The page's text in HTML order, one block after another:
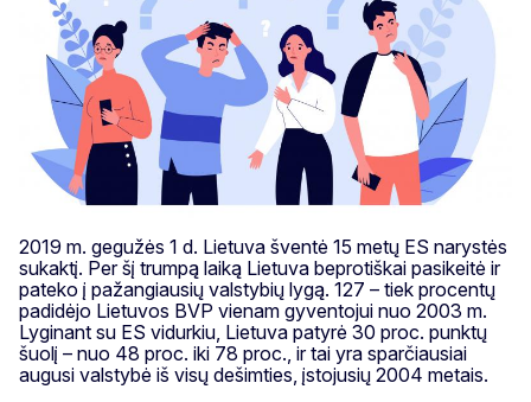
2019 m. gegužės 1 d. Lietuva šventė 15 metų ES narystės
sukaktį. Per šį trumpą laiką Lietuva beprotiškai pasikeitė ir
pateko į pažangiausių valstybių lygą. 127 – tiek procentų
padidėjo Lietuvos BVP vienam gyventojui nuo 2003 m.
Lyginant su ES vidurkiu, Lietuva patyrė 30 proc. punktų
šuolį – nuo 48 proc. iki 78 proc., ir tai yra sparčiausiai
augusi valstybė iš visų dešimties, įstojusių 2004 metais.